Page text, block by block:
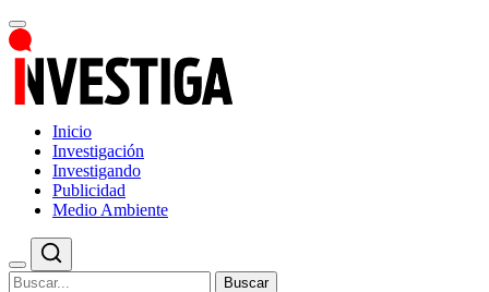
Inicio
Investigación
Investigando
Publicidad
Medio Ambiente
Buscar